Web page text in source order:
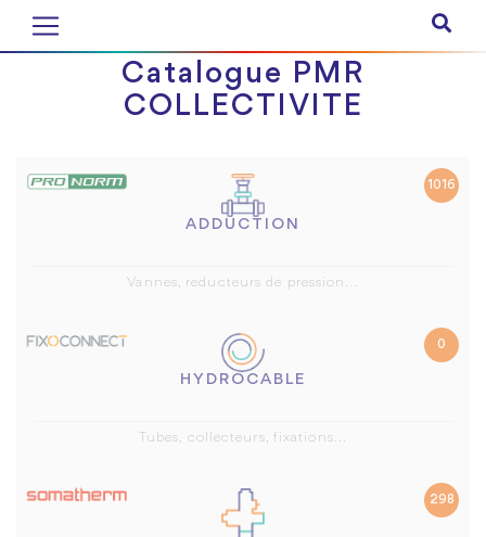
Catalogue PMR
COLLECTIVITE
1016
ADDUCTION
Vannes, reducteurs de pression...
0
HYDROCABLE
Tubes, collecteurs, fixations...
298